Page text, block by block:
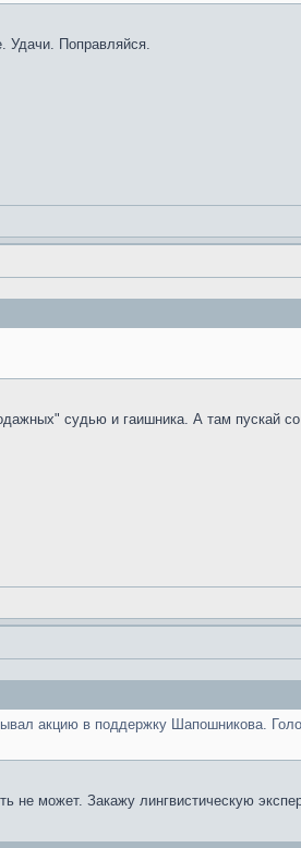
Удачи. Поправляйся.
судью и гаишника. А там пускай
акцию в поддержку Шапошникова.
может. Закажу лингвистическую